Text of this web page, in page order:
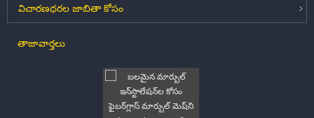
విచారణధరల జాబితా కోసం
తాజావార్తలు